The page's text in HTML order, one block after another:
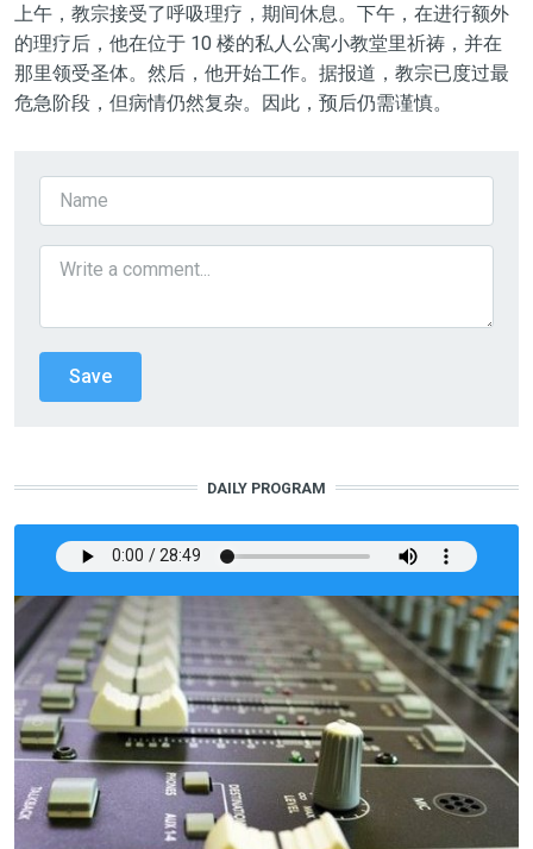
上午，教宗接受了呼吸理疗，期间休息。下午，在进行额外
的理疗后，他在位于 10 楼的私人公寓小教堂里祈祷，并在
那里领受圣体。然后，他开始工作。据报道，教宗已度过最
危急阶段，但病情仍然复杂。因此，预后仍需谨慎。
DAILY PROGRAM